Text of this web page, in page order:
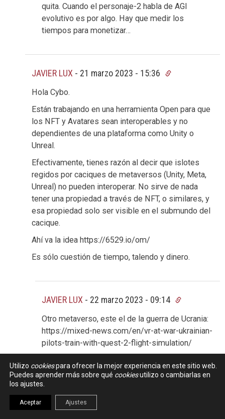
quita. Cuando el personaje-2 habla de AGI
evolutivo es por algo. Hay que medir los
tiempos para monetizar…
JAVIER LUX - 21 marzo 2023 - 15:36
Hola Cybo.
Están trabajando en una herramienta Open para que
los NFT y Avatares sean interoperables y no
dependientes de una plataforma como Unity o
Unreal.
Efectivamente, tienes razón al decir que islotes
regidos por caciques de metaversos (Unity, Meta,
Unreal) no pueden interoperar. No sirve de nada
tener una propiedad a través de NFT, o similares, y
esa propiedad solo ser visible en el submundo del
cacique.
Ahí va la idea https://6529.io/om/
Es sólo cuestión de tiempo, talendo y dinero.
JAVIER LUX - 22 marzo 2023 - 09:14
Otro metaverso, este el de la guerra de Ucrania:
https://mixed-news.com/en/vr-at-war-ukrainian-
pilots-train-with-quest-2-flight-simulation/
#021
Utilizo cookiespara ofrecer la mejor experiencia en este sitio web.
Puedes aprender más sobre qué cookiesutilizo o cambiarlas en
los ajustes.
Aceptar Ajustes